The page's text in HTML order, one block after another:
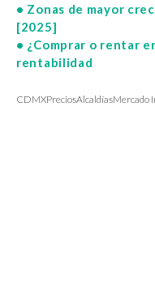
• Zonas de mayor
[2025]
• ¿Comprar o rentar
rentabilidad
CDMXPreciosAlcaldíasMercado